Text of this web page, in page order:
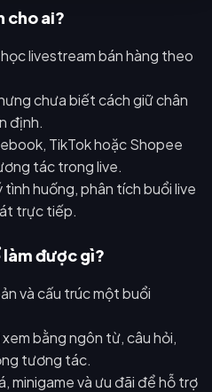
cho ai?
livestream bán hàng theo
chưa biết cách giữ chân
định.
TikTok hoặc Shopee
tác trong live.
huống, phân tích buổi live
trực tiếp.
làm được gì?
và cấu trúc một buổi
bằng ngôn từ, câu hỏi,
tương tác.
minigame và ưu đãi để hỗ trợ